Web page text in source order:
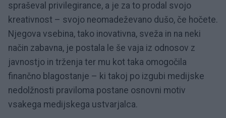
spraševal privilegirance, a je za to prodal svojo
kreativnost – svojo neomadeževano dušo, če hočete.
Njegova vsebina, tako inovativna, sveža in na neki
način zabavna, je postala le še vaja iz odnosov z
javnostjo in trženja ter mu kot taka omogočila
finančno blagostanje – ki takoj po izgubi medijske
nedolžnosti praviloma postane osnovni motiv
vsakega medijskega ustvarjalca.